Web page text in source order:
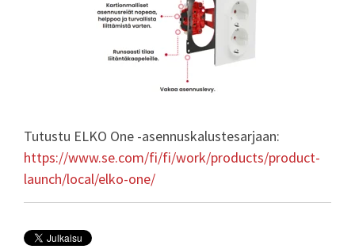
Tutustu ELKO One -asennuskalustesarjaan:
https://www.se.com/fi/fi/work/products/product-
launch/local/elko-one/